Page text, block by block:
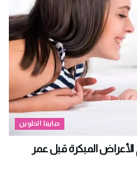
حبايبنا الحلوين
المبكرة قبل عمر